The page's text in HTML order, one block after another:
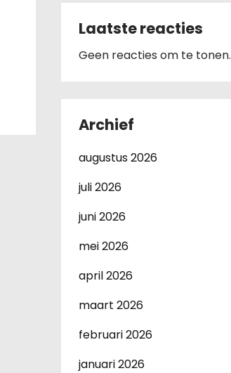
Laatste reacties
Geen reacties om te tonen.
Archief
augustus 2026
juli 2026
juni 2026
mei 2026
april 2026
maart 2026
februari 2026
januari 2026